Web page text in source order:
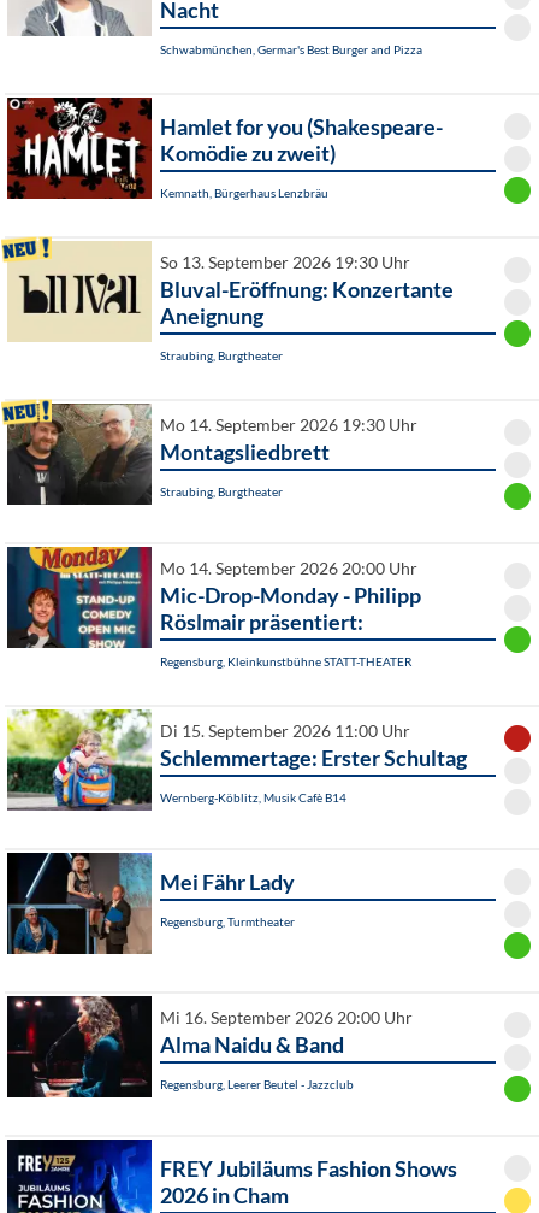
Nacht
Schwabmünchen, Germar's Best Burger and Pizza
Hamlet for you (Shakespeare-
Komödie zu zweit)
Kemnath, Bürgerhaus Lenzbräu
So 13. September 2026 19:30 Uhr
Bluval-Eröffnung: Konzertante
Aneignung
Straubing, Burgtheater
Mo 14. September 2026 19:30 Uhr
Montagsliedbrett
Straubing, Burgtheater
Mo 14. September 2026 20:00 Uhr
Mic-Drop-Monday - Philipp
Röslmair präsentiert:
Regensburg, Kleinkunstbühne STATT-THEATER
Di 15. September 2026 11:00 Uhr
Schlemmertage: Erster Schultag
Wernberg-Köblitz, Musik Cafè B14
Mei Fähr Lady
Regensburg, Turmtheater
Mi 16. September 2026 20:00 Uhr
Alma Naidu & Band
Regensburg, Leerer Beutel - Jazzclub
FREY Jubiläums Fashion Shows
2026 in Cham